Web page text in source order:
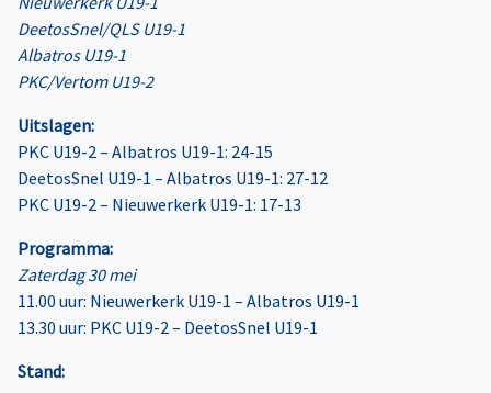
DeetosSnel/QLS U19-1
Albatros U19-1
PKC/Vertom U19-2
Uitslagen:
PKC U19-2 – Albatros U19-1: 24-15
DeetosSnel U19-1 – Albatros U19-1: 27-12
PKC U19-2 – Nieuwerkerk U19-1: 17-13
Programma:
Zaterdag 30 mei
11.00 uur: Nieuwerkerk U19-1 – Albatros U19-1
13.30 uur: PKC U19-2 – DeetosSnel U19-1
Stand: